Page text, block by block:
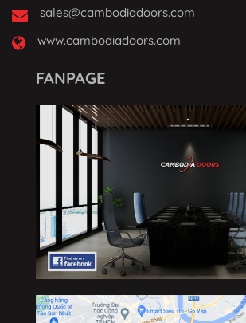
sales@cambodiadoors.com
www.cambodiadoors.com
FANPAGE